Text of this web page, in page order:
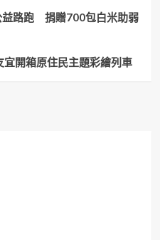
益路跑 捐贈700包白米助弱
開箱原住民主題彩繪列車